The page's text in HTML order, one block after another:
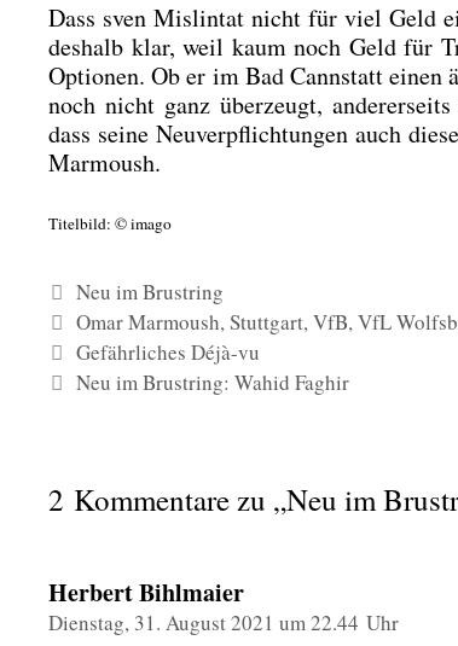
Dass sven Mislin­tat nicht für viel Geld
des­halb klar, weil kaum noch Geld für
Optio­nen. Ob er im Bad Cannstatt
noch nicht ganz über­zeugt,
dass sei­ne Neu­ver­pflich­tun­gen auch
Mar­moush.
Titel­bild: © ima­go
Kategorien
Neu im Brustring
Schlagwörter
Omar Marmoush,Stuttgart,VfB,VfL
Gefährliches Déjà-vu
Neu im Brustring: Wahid Faghir
2 Kommentare zu „Neu im
Herbert Bihlmaier
Dienstag, 31. August 2021 um 22.44 Uhr